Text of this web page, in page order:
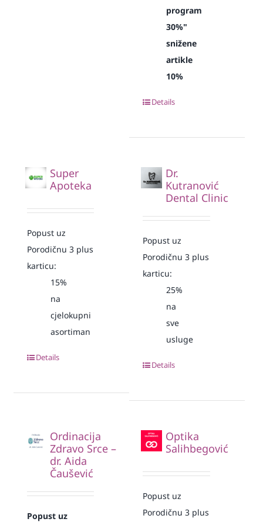
program
30%"
snižene
artikle
10%
Details
Super
Apoteka
Popust uz
Porodičnu 3 plus
karticu:
15%
na
cjelokupni
asortiman
Details
Dr.
Kutranović
Dental Clinic
Popust uz
Porodičnu 3 plus
karticu:
25%
na
sve
usluge
Details
Ordinacija
Zdravo Srce –
dr. Aida
Čaušević
Popust uz
Optika
Salihbegović
Popust uz
Porodičnu 3 plus